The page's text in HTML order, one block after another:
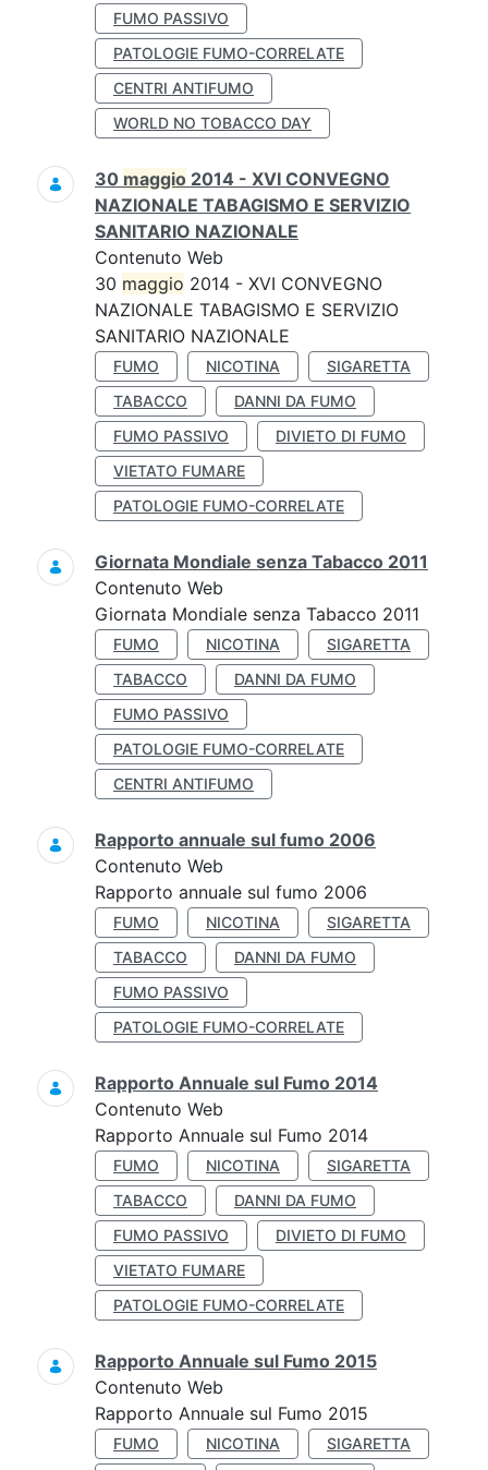
FUMO PASSIVO
PATOLOGIE FUMO-CORRELATE
CENTRI ANTIFUMO
WORLD NO TOBACCO DAY
30 maggio 2014 - XVI CONVEGNO
NAZIONALE TABAGISMO E SERVIZIO
SANITARIO NAZIONALE
Contenuto Web
30 maggio 2014 - XVI CONVEGNO
NAZIONALE TABAGISMO E SERVIZIO
SANITARIO NAZIONALE
FUMO NICOTINA
SIGARETTA
TABACCO
DANNI DA FUMO
FUMO PASSIVO
DIVIETO DI FUMO
VIETATO FUMARE
PATOLOGIE FUMO-CORRELATE
Giornata Mondiale senza Tabacco 2011
Contenuto Web
Giornata Mondiale senza Tabacco 2011
FUMO NICOTINA
SIGARETTA
TABACCO
DANNI DA FUMO
FUMO PASSIVO
PATOLOGIE FUMO-CORRELATE
CENTRI ANTIFUMO
Rapporto annuale sul fumo 2006
Contenuto Web
Rapporto annuale sul fumo 2006
FUMO NICOTINA
SIGARETTA
TABACCO
DANNI DA FUMO
FUMO PASSIVO
PATOLOGIE FUMO-CORRELATE
Rapporto Annuale sul Fumo 2014
Contenuto Web
Rapporto Annuale sul Fumo 2014
FUMO NICOTINA
SIGARETTA
TABACCO
DANNI DA FUMO
FUMO PASSIVO
DIVIETO DI FUMO
VIETATO FUMARE
PATOLOGIE FUMO-CORRELATE
Rapporto Annuale sul Fumo 2015
Contenuto Web
Rapporto Annuale sul Fumo 2015
FUMO NICOTINA
SIGARETTA